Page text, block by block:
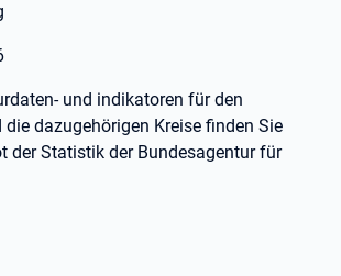
und indikatoren für den
dazugehörigen Kreise finden Sie
der Statistik der Bundesagentur für